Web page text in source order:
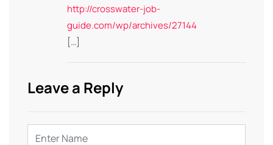
http://crosswater-job-
guide.com/wp/archives/27144
[…]
Leave a Reply